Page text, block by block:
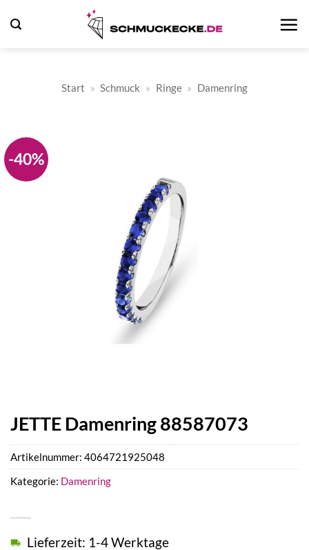
Inhalt
Start » Schmuck » Ringe » Damenring
-40%
JETTE Damenring 88587073
Lieferzeit: 1-4 Werktage
Artikelnummer: 4064721925048
Kategorie: Damenring